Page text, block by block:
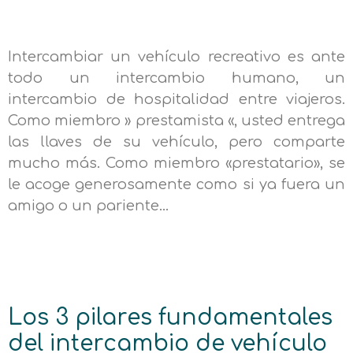
Intercambiar un vehículo recreativo es ante
todo un intercambio humano, un
intercambio de hospitalidad entre viajeros.
Como miembro » prestamista «, usted entrega
las llaves de su vehículo, pero comparte
mucho más. Como miembro «prestatario», se
le acoge generosamente como si ya fuera un
amigo o un pariente…
Los 3 pilares fundamentales
del intercambio de vehículo